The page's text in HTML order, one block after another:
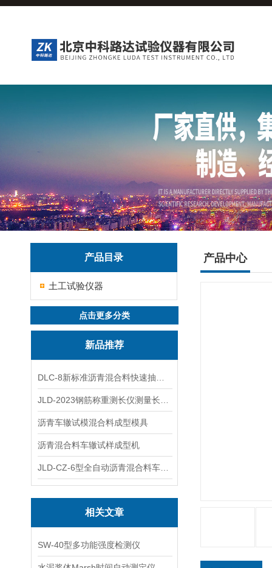
产品目录
土工试验仪器
点击更多分类
新品推荐
沥青车辙试模混合料成型模具
沥青混合料车辙试样成型机
相关文章
SW-40型多功能强度检测仪
产品中心